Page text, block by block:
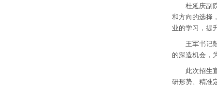
杜延庆副
和方向的选择
业的学习，提
王军书记
的深造机会，
此次招生
研形势、精准